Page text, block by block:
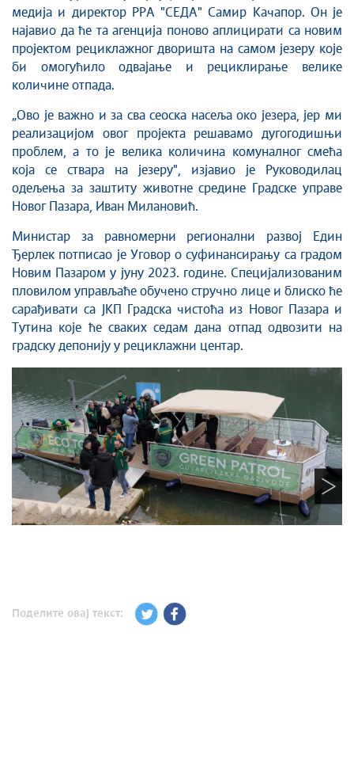
медија и директор РРА "СЕДА" Самир Качапор. Он је
најавио да ће та агенција поново аплицирати са новим
пројектом рециклажног дворишта на самом језеру које
би омогућило одвајање и рециклирање велике
количине отпада.
„Ово је важно и за сва сеоска насеља око језера, јер ми
реализацијом овог пројекта решавамо дугогодишњи
проблем, а то је велика количина комуналног смећа
која се ствара на језеру", изјавио је Руководилац
одељења за заштиту животне средине Градске управе
Новог Пазара, Иван Милановић.
Министар за равномерни регионални развој Един
Ђерлек потписао је Уговор о суфинансирању са градом
Новим Пазаром у јуну 2023. године. Специјализованим
пловилом управљаће обучено стручно лице и блиско ће
сарађивати са ЈКП Градска чистоћа из Новог Пазара и
Тутина које ће сваких седам дана отпад одвозити на
градску депонију у рециклажни центар.
Поделите овај текст: